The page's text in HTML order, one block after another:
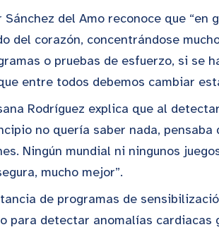
del Amo reconoce que “en
del corazón, concentrándose
o pruebas de esfuerzo, si se
entre todos debemos cambiar
Rodríguez explica que al
no quería saber nada,
Ningún mundial ni ningunos
mucho mejor”.
de programas de
para detectar anomalías